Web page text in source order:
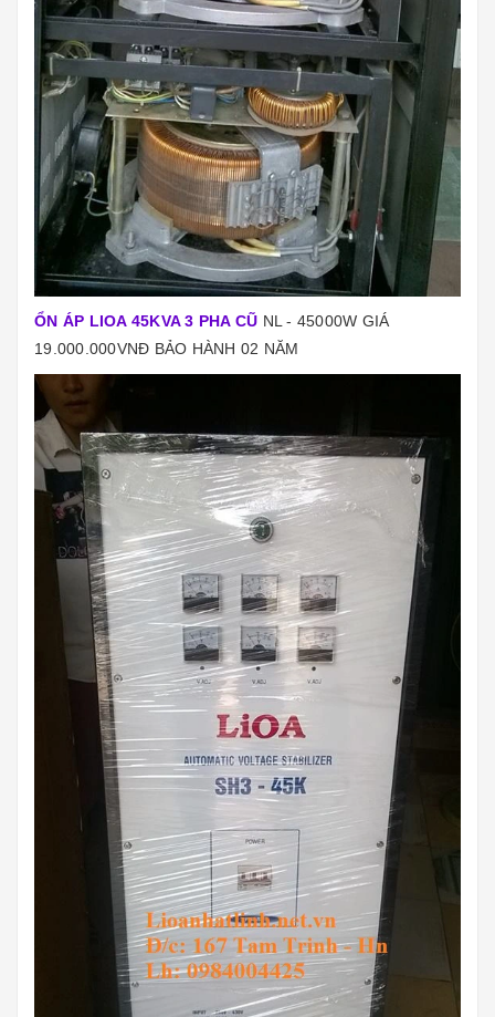
ỔN ÁP LIOA 45KVA 3 PHA CŨ NL - 45000W GIÁ
19.000.000VNĐ BẢO HÀNH 02 NĂM